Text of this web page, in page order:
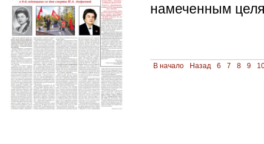
намеченным
В начало Назад 6 7 8 9